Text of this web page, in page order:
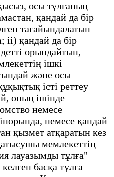
осы тұлғаның
қандай да бір
тағайындалатын
іі) қандай да бір
орындайтын,
ішкі
және осы
істі реттеу
оның ішінде
немесе
немесе қандай
қызмет атқаратын кез
мемлекеттің
лауазымды тұлға"
басқа тұлға